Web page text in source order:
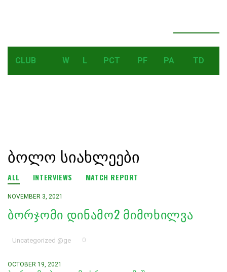
CLUB W L PCT PF PA TD
ᲑᲝᲚᲝ ᲡᲘᲐᲮᲚᲔᲔᲑᲘ
ALL INTERVIEWS MATCH REPORT
NOVEMBER 3, 2021
ᲑᲝᲠᲯᲝᲛᲘ ᲓᲘᲜᲐᲛᲝ2 ᲛᲘᲛᲝᲮᲘᲚᲕᲐ
Uncategorized @ge 0
OCTOBER 19, 2021